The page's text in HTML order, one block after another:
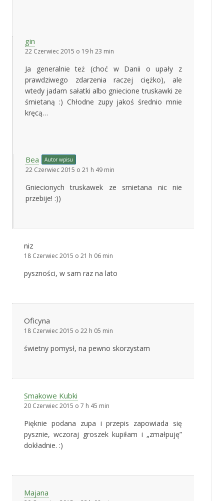
gin
22 Czerwiec 2015 o 19 h 23 min
Ja generalnie też (choć w Danii o upały z
prawdziwego zdarzenia raczej ciężko), ale
wtedy jadam sałatki albo gniecione truskawki ze
śmietaną :) Chłodne zupy jakoś średnio mnie
kręcą…
Bea Autor wpisu
22 Czerwiec 2015 o 21 h 49 min
Gniecionych truskawek ze smietana nic nie
przebije! :))
niz
18 Czerwiec 2015 o 21 h 06 min
pyszności, w sam raz na lato
Oficyna
18 Czerwiec 2015 o 22 h 05 min
świetny pomysł, na pewno skorzystam
Smakowe Kubki
20 Czerwiec 2015 o 7 h 45 min
Pięknie podana zupa i przepis zapowiada się
pysznie, wczoraj groszek kupiłam i „zmałpuję”
dokładnie. :)
Majana